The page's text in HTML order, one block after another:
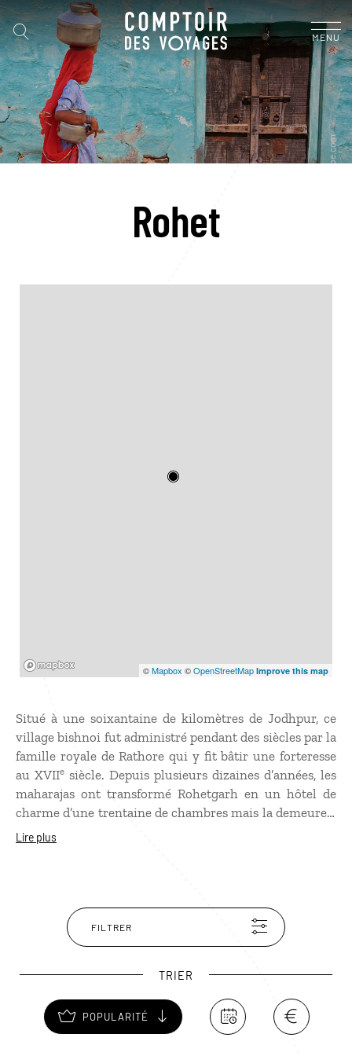
MENU
Rohet
©Mapbox ©OpenStreetMap Improve this map
Situé à une soixantaine de kilomètres de Jodhpur, ce
village bishnoi fut administré pendant des siècles par la
famille royale de Rathore qui y fit bâtir une forteresse
au XVIIe siècle. Depuis plusieurs dizaines d’années, les
maharajas ont transformé Rohetgarh en un hôtel de
charme d’une trentaine de chambres mais la demeure a
gardé son cachet avec des meubles d’époque, des
du peuple bishnoi.
Lire plus
FILTRER
TRIER
POPULARITÉ